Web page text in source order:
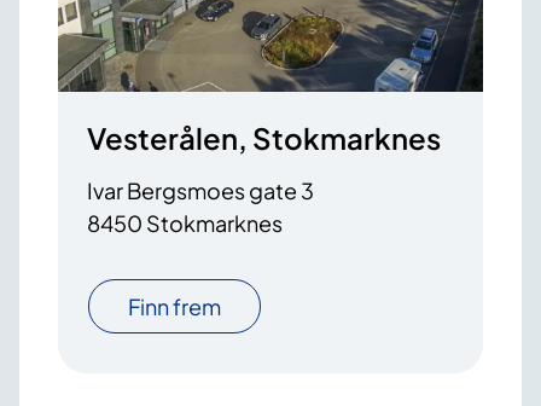
Vesterålen, Stokmarknes
Ivar Bergsmoes gate 3
8450 Stokmarknes
Finn frem